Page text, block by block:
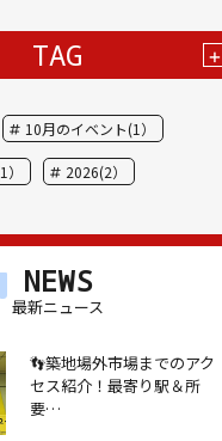
TAG +
10月のイベント(1）
2026(2）
アイスクリーム(1）
アジフライ(1）
NEWS
最新ニュース
👣築地場外市場までのアク
セス紹介！最寄り駅＆所
要…